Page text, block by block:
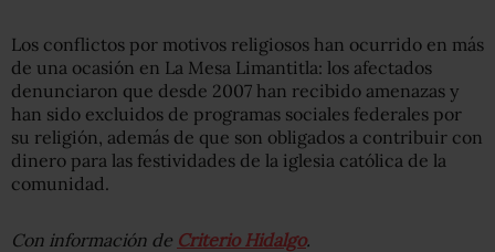
Los conflictos por motivos religiosos han ocurrido en más
de una ocasión en La Mesa Limantitla: los afectados
denunciaron que desde 2007 han recibido amenazas y
han sido excluidos de programas sociales federales por
su religión, además de que son obligados a contribuir con
dinero para las festividades de la iglesia católica de la
comunidad.
Con información de Criterio Hidalgo.